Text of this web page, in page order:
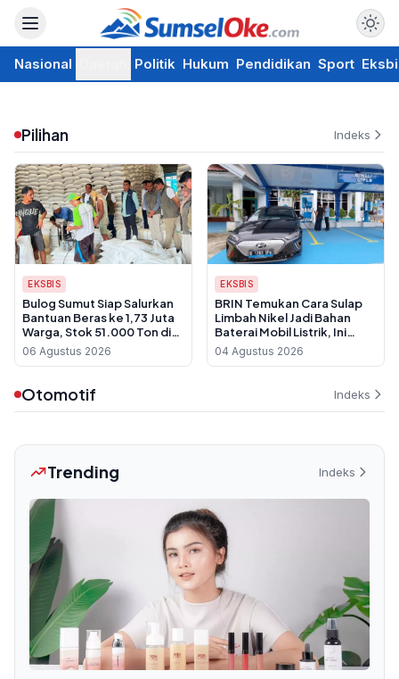
Nasional Politik Hukum Pendidikan Sport
Pilihan Indeks
EKSBIS
Bulog Sumut Siap Salurkan
Bantuan Beras ke 1,73 Juta
Warga, Stok 51.000 Ton di
Gudang
06 Agustus 2026
EKSBIS
BRIN Temukan Cara Sulap
Limbah Nikel Jadi Bahan
Baterai Mobil Listrik, Ini
Keunggulannya
04 Agustus 2026
Otomotif Indeks
Trending Indeks